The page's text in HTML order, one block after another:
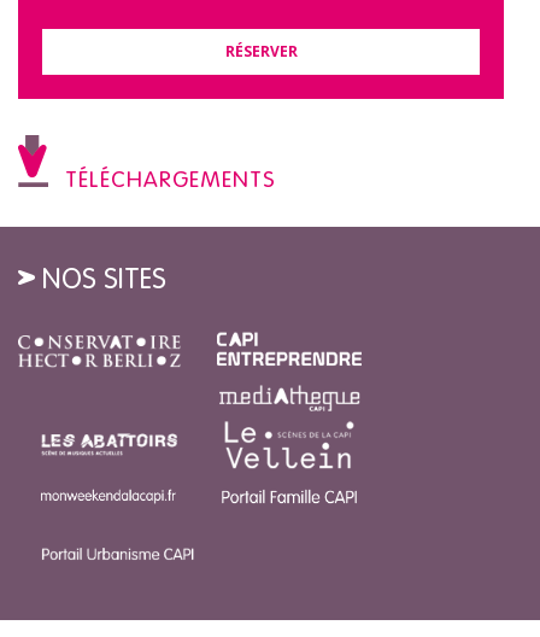
RÉSERVER
TÉLÉCHARGEMENTS
NOS SITES